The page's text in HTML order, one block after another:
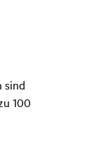
sind
100